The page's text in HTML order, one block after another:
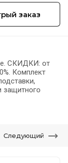
заказ
СКИДКИ: от
Комплект
защитного
Следующий